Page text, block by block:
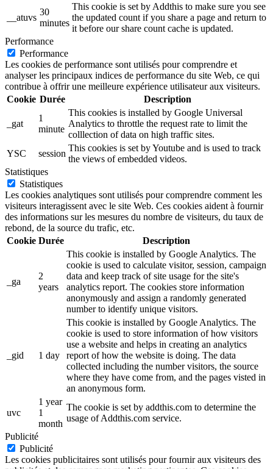
__atuvs
30
minutes
This cookie is set by Addthis to make sure you see
the updated count if you share a page and return to
it before our share count cache is updated.
Performance
Performance
Les cookies de performance sont utilisés pour comprendre et
analyser les principaux indices de performance du site Web, ce qui
contribue à offrir une meilleure expérience utilisateur aux visiteurs.
Cookie Durée Description
_gat
1
minute
This cookies is installed by Google Universal
Analytics to throttle the request rate to limit the
colllection of data on high traffic sites.
YSC
session
This cookies is set by Youtube and is used to track
the views of embedded videos.
Statistiques
Statistiques
Les cookies analytiques sont utilisés pour comprendre comment les
visiteurs interagissent avec le site Web. Ces cookies aident à fournir
des informations sur les mesures du nombre de visiteurs, du taux de
rebond, de la source du trafic, etc.
Cookie Durée Description
_ga
2
years
This cookie is installed by Google Analytics. The
cookie is used to calculate visitor, session, campaign
data and keep track of site usage for the site's
analytics report. The cookies store information
anonymously and assign a randomly generated
number to identify unique visitors.
_gid 1 day
This cookie is installed by Google Analytics. The
cookie is used to store information of how visitors
use a website and helps in creating an analytics
report of how the website is doing. The data
collected including the number visitors, the source
where they have come from, and the pages visted in
an anonymous form.
uvc
1 year
1
month
The cookie is set by addthis.com to determine the
usage of Addthis.com service.
Publicité
Publicité
Les cookies publicitaires sont utilisés pour fournir aux visiteurs des